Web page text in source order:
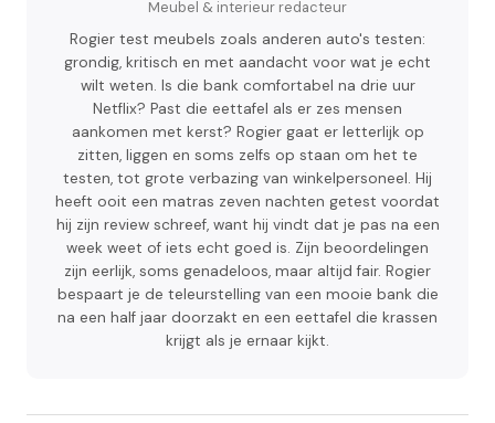
Meubel & interieur redacteur
Rogier test meubels zoals anderen auto's testen:
grondig, kritisch en met aandacht voor wat je echt
wilt weten. Is die bank comfortabel na drie uur
Netflix? Past die eettafel als er zes mensen
aankomen met kerst? Rogier gaat er letterlijk op
zitten, liggen en soms zelfs op staan om het te
testen, tot grote verbazing van winkelpersoneel. Hij
heeft ooit een matras zeven nachten getest voordat
hij zijn review schreef, want hij vindt dat je pas na een
week weet of iets echt goed is. Zijn beoordelingen
zijn eerlijk, soms genadeloos, maar altijd fair. Rogier
bespaart je de teleurstelling van een mooie bank die
na een half jaar doorzakt en een eettafel die krassen
krijgt als je ernaar kijkt.